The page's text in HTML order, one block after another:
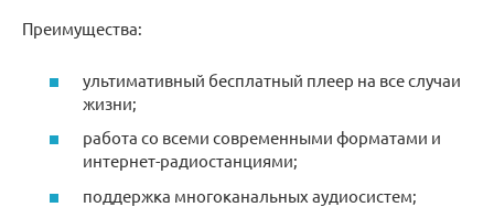
Преимущества:
ультимативный бесплатный плеер на все случаи
жизни;
работа со всеми современными форматами и
интернет-радиостанциями;
поддержка многоканальных аудиосистем;